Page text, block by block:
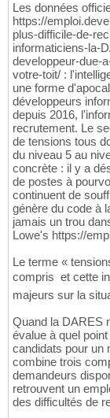
Les données
https://
plus-difficile-de-
informaticiens-la-
developpeur-due-
votre-toit/ :
une forme
développeurs
depuis 2016,
recrutement. Le
de tensions tous
du niveau 5 au
concrète : il y a
de postes à
continuent de
génère du code à
jamais un trou
Lowe's https://
Le terme «
compris  et cette
majeurs sur la
Quand la DARES
évalue à quel
candidats pour un
combine trois
demandeurs
retrouvent un
des difficultés de